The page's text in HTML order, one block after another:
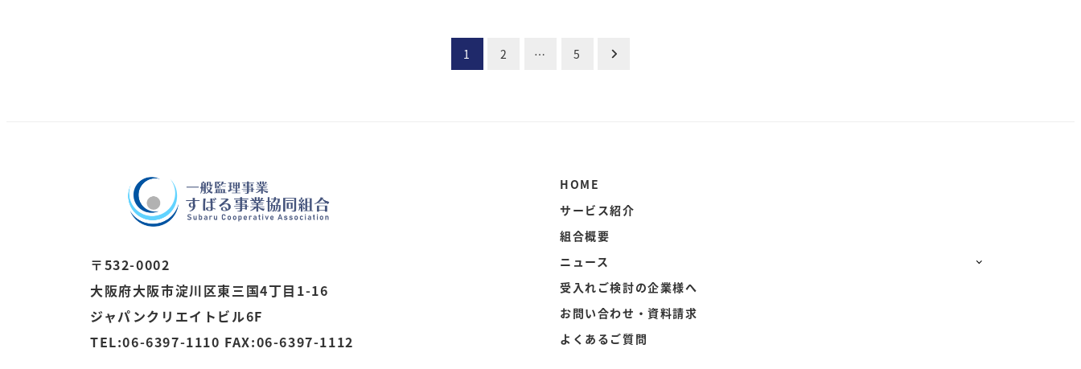
1 2 … 5
〒532-0002
大阪府大阪市淀川区東三国4丁目1-16
ジャパンクリエイトビル6F
TEL:06-6397-1110 FAX:06-6397-1112
HOME
サービス紹介
組合概要
ニュース
受入れご検討の企業様へ
お問い合わせ・資料請求
よくあるご質問